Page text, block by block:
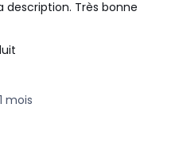
Très bonne
mois